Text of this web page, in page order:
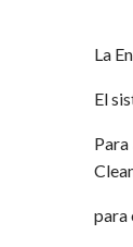
La
El
para